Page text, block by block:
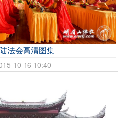
法会高清图集
10-16 10:40